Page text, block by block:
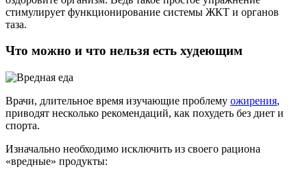
стимулирует функционирование системы ЖКТ и органов
таза.
Что можно и что нельзя есть худеющим
Врачи, длительное время изучающие проблему ожирения,
приводят несколько рекомендаций, как похудеть без диет и
спорта.
Изначально необходимо исключить из своего рациона
«вредные» продукты: